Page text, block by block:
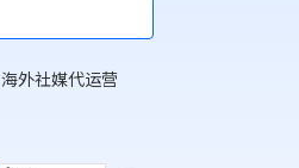
海外社媒代运营